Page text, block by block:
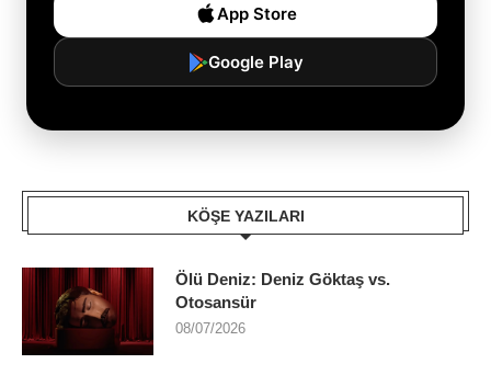
App Store
Google Play
KÖŞE YAZILARI
Ölü Deniz: Deniz Göktaş vs.
Otosansür
08/07/2026